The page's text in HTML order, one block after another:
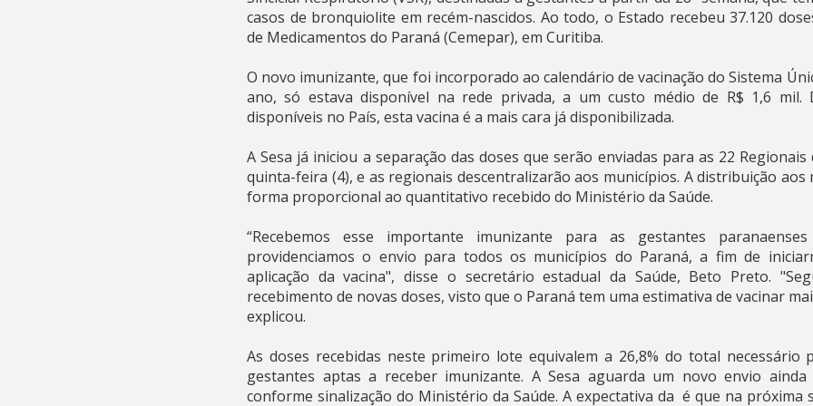
casos de bronquiolite em recém-nascidos. Ao todo, o Estado recebeu 37.120
de Medicamentos do Paraná (Cemepar), em Curitiba.
O novo imunizante, que foi incorporado ao calendário de vacinação do Sistema
ano, só estava disponível na rede privada, a um custo médio de R$ 1,6 mil.
disponíveis no País, esta vacina é a mais cara já disponibilizada.
A Sesa já iniciou a separação das doses que serão enviadas para as 22
quinta-feira (4), e as regionais descentralizarão aos municípios. A distribuição
forma proporcional ao quantitativo recebido do Ministério da Saúde.
“Recebemos esse importante imunizante para as gestantes
providenciamos o envio para todos os municípios do Paraná, a fim de
aplicação da vacina", disse o secretário estadual da Saúde, Beto Preto.
recebimento de novas doses, visto que o Paraná tem uma estimativa de vacinar
explicou.
As doses recebidas neste primeiro lote equivalem a 26,8% do total necessário
gestantes aptas a receber imunizante. A Sesa aguarda um novo envio
conforme sinalização do Ministério da Saúde. A expectativa da é que na próxima